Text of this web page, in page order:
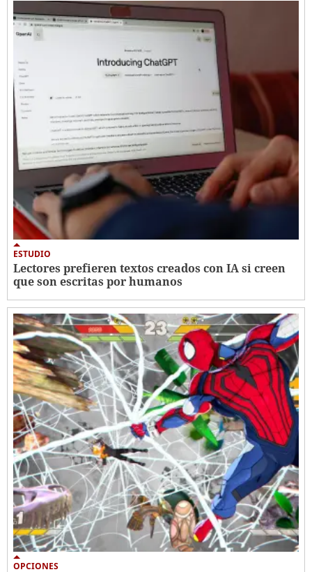
ESTUDIO
Lectores prefieren textos creados con IA si creen
que son escritas por humanos
OPCIONES